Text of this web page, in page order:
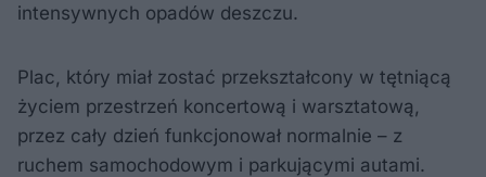
intensywnych opadów deszczu.
Plac, który miał zostać przekształcony w tętniącą
życiem przestrzeń koncertową i warsztatową,
przez cały dzień funkcjonował normalnie – z
ruchem samochodowym i parkującymi autami.